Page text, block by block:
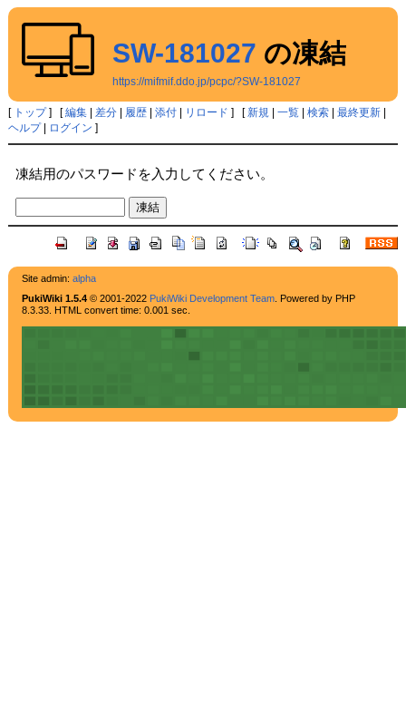
SW-181027 の凍結
https://mifmif.ddo.jp/pcpc/?SW-181027
[ トップ] [編集| 差分| 履歴| 添付| リロード ] [新規| 一覧| 検索| 最終更新|
ヘルプ| ログイン ]
凍結用のパスワードを入力してください。
Site admin: alpha
PukiWiki 1.5.4© 2001-2022 PukiWiki Development Team. Powered by PHP
8.3.33. HTML convert time: 0.001 sec.